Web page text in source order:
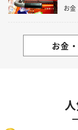
お金
お金